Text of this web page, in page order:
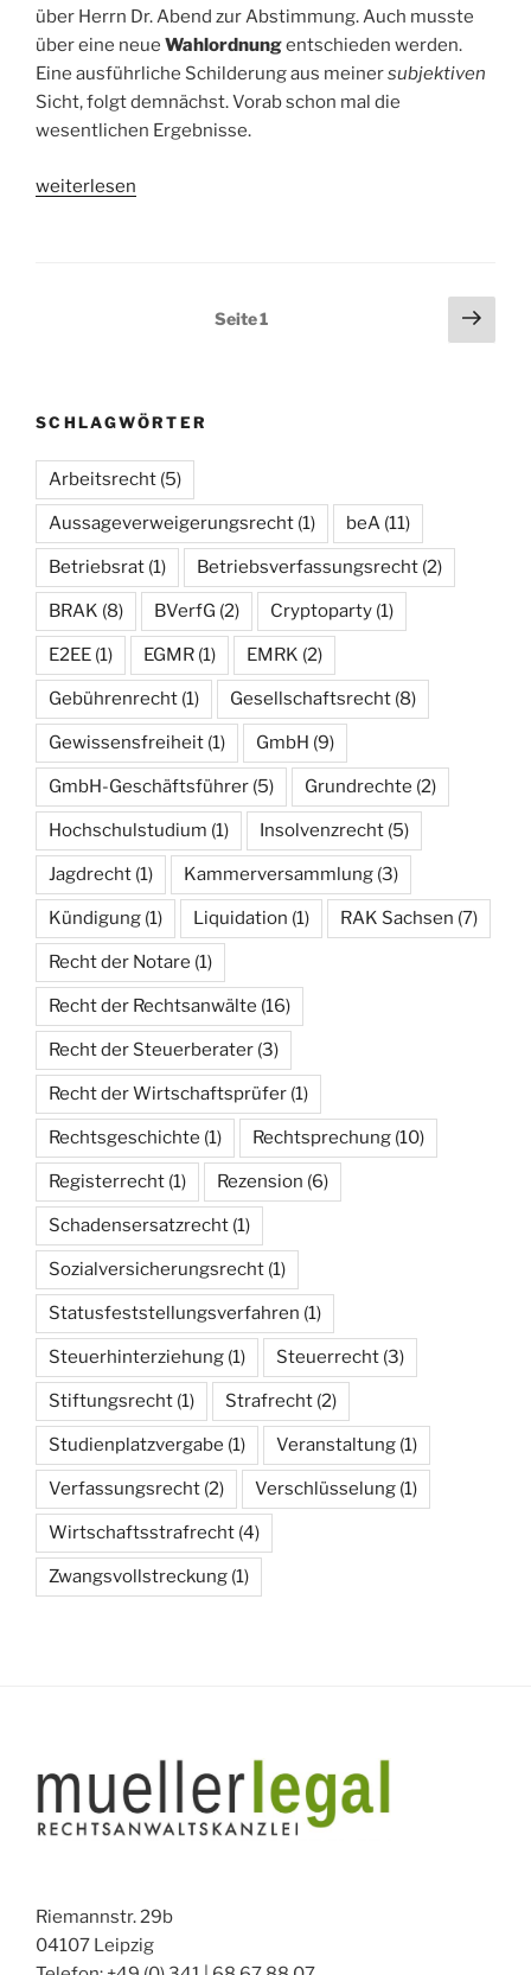
über Herrn Dr. Abend zur Abstimmung. Auch musste
über eine neue Wahlordnungentschieden werden.
Eine ausführliche Schilderung aus meinersubjektiven
Sicht, folgt demnächst. Vorab schon mal die
wesentlichen Ergebnisse.
„Kurzmitteilung
weiterlesen
Seitennummerierung
Seite1
SCHLAGWÖRTER
Arbeitsrecht (5)
Aussageverweigerungsrecht (1) beA (11)
Betriebsrat (1) Betriebsverfassungsrecht (2)
BRAK (8) BVerfG (2) Cryptoparty (1)
E2EE (1) EGMR (1) EMRK (2)
Gebührenrecht (1) Gesellschaftsrecht (8)
Gewissensfreiheit (1) GmbH (9)
GmbH-Geschäftsführer (5) Grundrechte (2)
Hochschulstudium (1) Insolvenzrecht (5)
Jagdrecht (1) Kammerversammlung (3)
Kündigung (1) Liquidation (1) RAK Sachsen (7)
Recht der Notare (1)
Recht der Rechtsanwälte (16)
Recht der Steuerberater (3)
Recht der Wirtschaftsprüfer (1)
Rechtsgeschichte (1) Rechtsprechung (10)
Registerrecht (1) Rezension (6)
Schadensersatzrecht (1)
Sozialversicherungsrecht (1)
Statusfeststellungsverfahren (1)
Steuerhinterziehung (1) Steuerrecht (3)
Stiftungsrecht (1) Strafrecht (2)
Studienplatzvergabe (1) Veranstaltung (1)
Verfassungsrecht (2) Verschlüsselung (1)
Wirtschaftsstrafrecht (4)
Zwangsvollstreckung (1)
Riemannstr. 29b
04107 Leipzig